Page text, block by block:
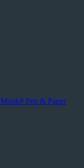
Monk# Pen & Paper